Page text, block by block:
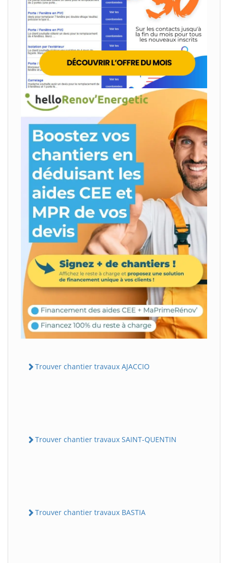
Trouver chantier travaux AJACCIO
Trouver chantier travaux SAINT-QUENTIN
Trouver chantier travaux BASTIA